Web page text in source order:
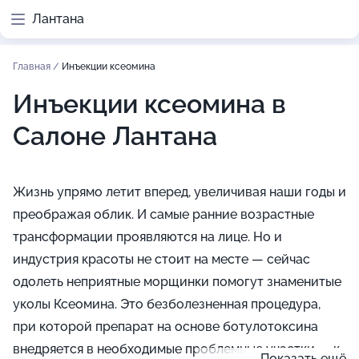
Лантана
Главная / Инъекции ксеомина
Инъекции ксеомина в
Салоне Лантана
Жизнь упрямо летит вперед, увеличивая наши годы и
преображая облик. И самые ранние возрастные
трансформации проявляются на лице. Но и
индустрия красоты не стоит на месте — сейчас
одолеть неприятные морщинки помогут знаменитые
уколы Ксеомина. Это безболезненная процедура,
при которой препарат на основе ботулотоксина
внедряется в необходимые проблемные участки — к